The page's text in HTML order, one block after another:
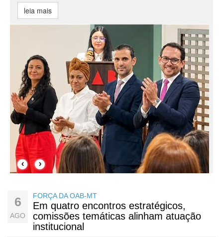
leia mais
‹ ›
6
AGO
FORÇA DA OAB-MT
Em quatro encontros estratégicos,
comissões temáticas alinham atuação
institucional